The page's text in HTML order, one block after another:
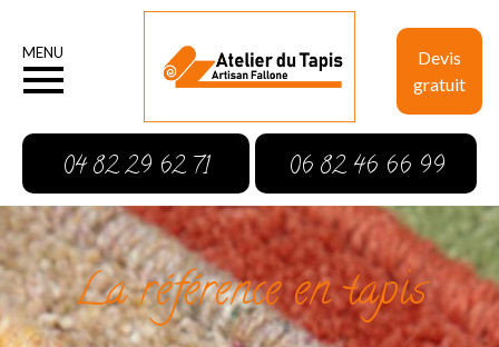
Devis
gratuit
MENU
04 82 29 62 71 06 82 46 66 99
La référence en tapis